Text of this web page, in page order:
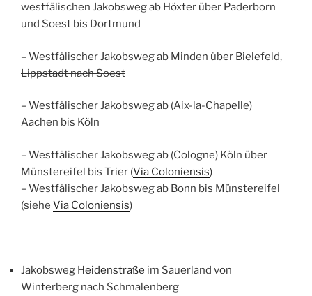
westfälischen Jakobsweg ab Höxter über Paderborn
und Soest bis Dortmund
–Westfälischer Jakobsweg ab Minden über Bielefeld,
Lippstadt nach Soest
– Westfälischer Jakobsweg ab (Aix-la-Chapelle)
Aachen bis Köln
– Westfälischer Jakobsweg ab (Cologne) Köln über
Münstereifel bis Trier (Via Coloniensis)
– Westfälischer Jakobsweg ab Bonn bis Münstereifel
(siehe Via Coloniensis)
Jakobsweg Heidenstraße im Sauerland von
Winterberg nach Schmalenberg